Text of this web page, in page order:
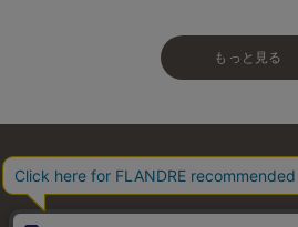
もっと見る